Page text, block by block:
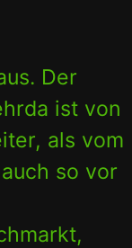
Der
ist von
als vom
so vor